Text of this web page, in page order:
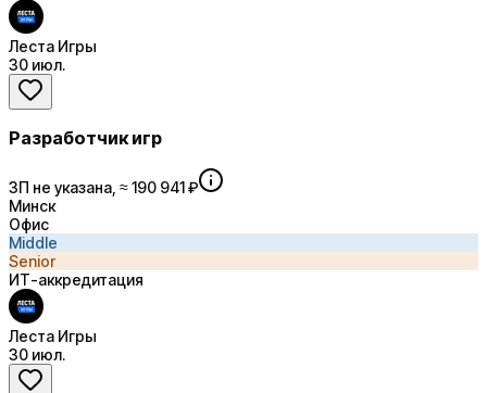
Леста Игры
30 июл.
Разработчик игр
ЗП не указана, ≈ 190 941 ₽
Минск
Офис
Middle
Senior
ИТ-аккредитация
Леста Игры
30 июл.